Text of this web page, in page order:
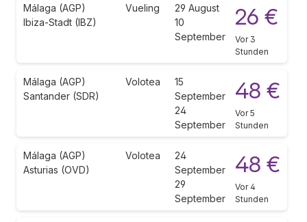
Málaga (AGP)
Ibiza-Stadt (IBZ)
Vueling
29 August
10
September
26 €
Vor 3
Stunden
Málaga (AGP)
Santander (SDR)
Volotea
15
September
24
September
48 €
Vor 5
Stunden
Málaga (AGP)
Asturias (OVD)
Volotea
24
September
29
September
48 €
Vor 4
Stunden